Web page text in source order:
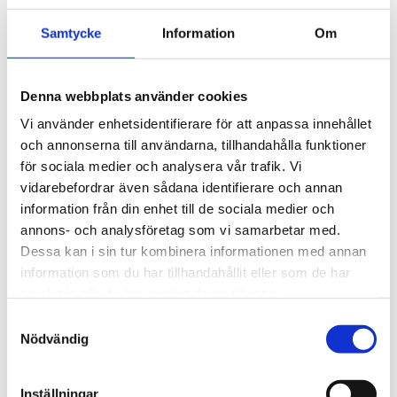
Samtycke Information Om
Denna webbplats använder cookies
Vi använder enhetsidentifierare för att anpassa innehållet
och annonserna till användarna, tillhandahålla funktioner
för sociala medier och analysera vår trafik. Vi
vidarebefordrar även sådana identifierare och annan
information från din enhet till de sociala medier och
annons- och analysföretag som vi samarbetar med.
Dessa kan i sin tur kombinera informationen med annan
information som du har tillhandahållit eller som de har
Nödvändig
Inställningar
migranter kvar i Ceuta
Natur
så nyttigt är superbäret